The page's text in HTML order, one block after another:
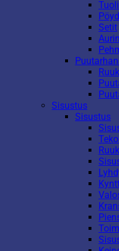
Setit
Sisustus
Sisustus